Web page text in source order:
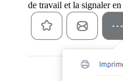
de travail et la signaler